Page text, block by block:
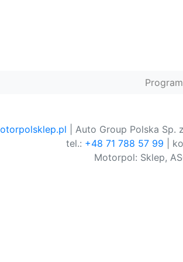
| Auto Group Polska Sp.
tel.: +48 71 788 57 99 |
Motorpol: Sklep,